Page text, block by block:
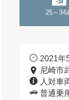
25～34
2021年
尼崎市
人対車
普通乗